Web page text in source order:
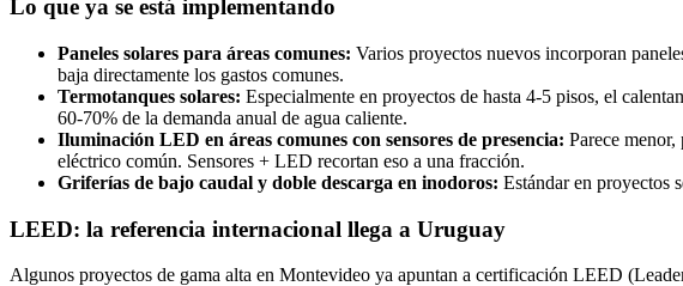
Lo que ya se está implementando
Paneles solares para áreas comunes: Varios proyectos nuevos incorporan
baja directamente los gastos comunes.
Termotanques solares: Especialmente en proyectos de hasta 4-5 pisos, el
60-70% de la demanda anual de agua caliente.
Iluminación LED en áreas comunes con sensores de presencia: Parece
eléctrico común. Sensores + LED recortan eso a una fracción.
Griferías de bajo caudal y doble descarga en inodoros: Estándar en proyectos
LEED: la referencia internacional llega a Uruguay
Algunos proyectos de gama alta en Montevideo ya apuntan a certificación LEED